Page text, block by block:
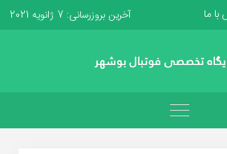
ما آخرین بروزرسانی: 7 ژانویه 2021